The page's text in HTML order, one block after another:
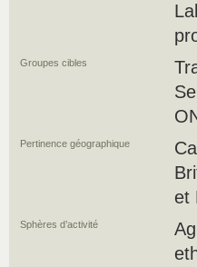
Groupes cibles
Pertinence géographique
et
Sphères d’activité